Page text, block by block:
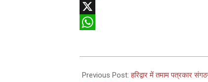
Telegram
X
04-
Previous Post:हरिद्वार में तमाम पत्रकार